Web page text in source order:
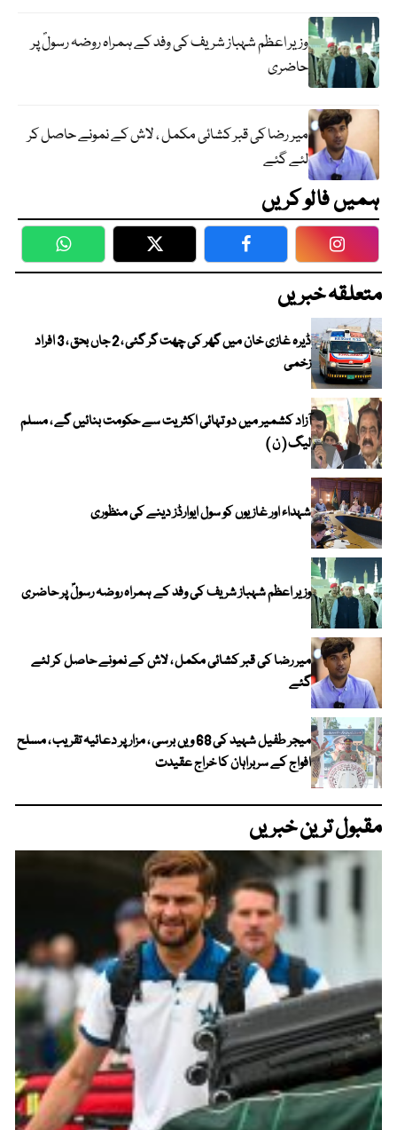
وزیر اعظم شہباز شریف کی وفد کے ہمراہ روضہ رسولؐ پر
حاضری
میر رضا کی قبر کشائی مکمل ، لاش کے نمونے حاصل کر
لئے گئے
ہمیں فالو کریں
WhatsApp Twitter Facebook
متعلقہ خبریں
ڈیرہ غازی خان میں گھر کی چھت گر گئی ، 2 جاں بحق ، 3 افراد
زخمی
آزاد کشمیر میں دو تہائی اکثریت سے حکومت بنائیں گے ، مسلم
لیگ ( ن )
شہداء اور غازیوں کو سول ایوارڈز دینے کی منظوری
وزیر اعظم شہباز شریف کی وفد کے ہمراہ روضہ رسولؐ پر حاضری
میر رضا کی قبر کشائی مکمل ، لاش کے نمونے حاصل کر لئے
گئے
میجر طفیل شہید کی 68 ویں برسی ، مزار پر دعائیہ تقریب ، مسلح
افواج کے سربراہان کا خراج عقیدت
مقبول ترین خبریں